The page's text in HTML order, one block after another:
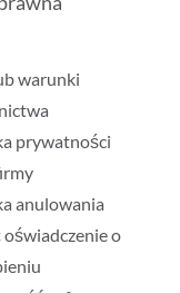
warunki
prywatności
anulowania
oświadczenie o